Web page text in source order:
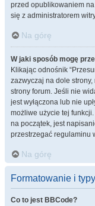
przed opublikowaniem
się z administratorem
Na górę
W jaki sposób mogę
Klikając odnośnik
zazwyczaj na dole
strony forum. Jeśli nie
jest wyłączona lub nie
możliwe użycie tej
na początek, jest
przestrzegać regulaminu
Na górę
Formatowanie i
Co to jest BBCode?